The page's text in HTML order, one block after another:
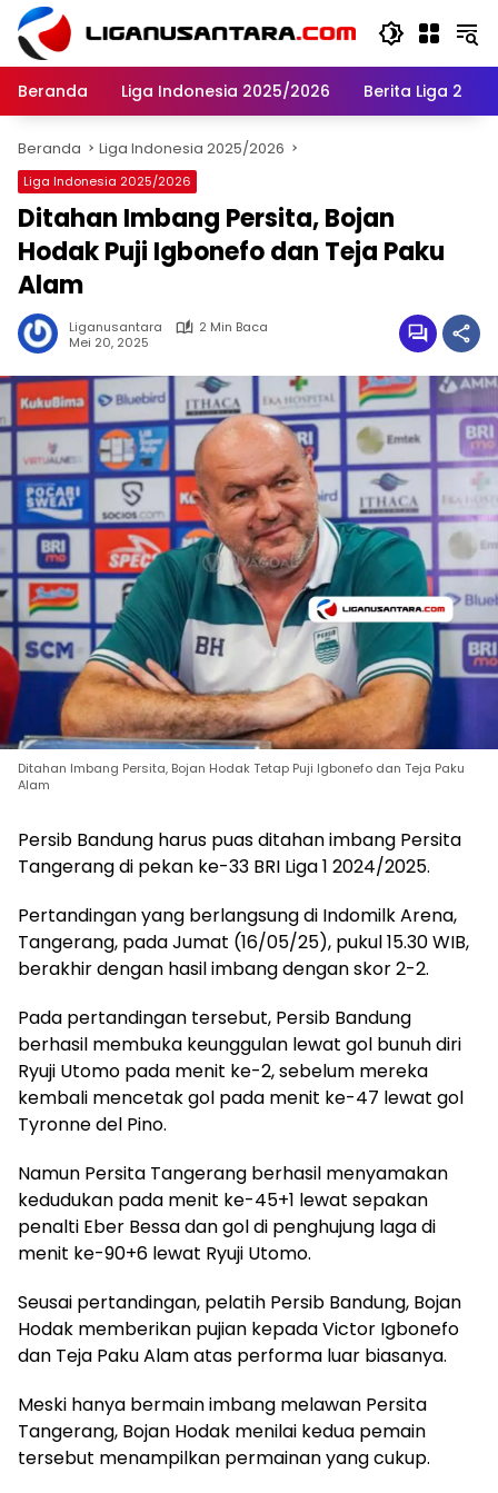
Langsung
konten
Beranda
Liga Indonesia 2025/2026 Berita Liga 2
Beranda Liga Indonesia 2025/2026
Liga Indonesia 2025/2026
Ditahan Imbang Persita, Bojan
Hodak Puji Igbonefo dan Teja Paku
Alam
Liganusantara
2 Min Baca
Mei 20, 2025
Ditahan Imbang Persita, Bojan Hodak Tetap Puji Igbonefo dan Teja Paku
Alam
Persib Bandung harus puas ditahan imbang Persita
Tangerang di pekan ke-33 BRI Liga 1 2024/2025.
Pertandingan yang berlangsung di Indomilk Arena,
Tangerang, pada Jumat (16/05/25), pukul 15.30 WIB,
berakhir dengan hasil imbang dengan skor 2-2.
Pada pertandingan tersebut, Persib Bandung
berhasil membuka keunggulan lewat gol bunuh diri
Ryuji Utomo pada menit ke-2, sebelum mereka
kembali mencetak gol pada menit ke-47 lewat gol
Tyronne del Pino.
Namun Persita Tangerang berhasil menyamakan
kedudukan pada menit ke-45+1 lewat sepakan
penalti Eber Bessa dan gol di penghujung laga di
menit ke-90+6 lewat Ryuji Utomo.
Seusai pertandingan, pelatih Persib Bandung, Bojan
Hodak memberikan pujian kepada Victor Igbonefo
dan Teja Paku Alam atas performa luar biasanya.
Meski hanya bermain imbang melawan Persita
Tangerang, Bojan Hodak menilai kedua pemain
tersebut menampilkan permainan yang cukup.